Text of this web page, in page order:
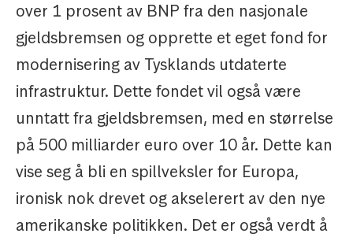
over 1 prosent av BNP fra den nasjonale
gjeldsbremsen og opprette et eget fond for
modernisering av Tysklands utdaterte
infrastruktur. Dette fondet vil også være
unntatt fra gjeldsbremsen, med en størrelse
på 500 milliarder euro over 10 år. Dette kan
vise seg å bli en spillveksler for Europa,
ironisk nok drevet og akselerert av den nye
amerikanske politikken. Det er også verdt å